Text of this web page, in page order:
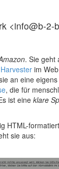
<info@b-2-
. Sie geht
Harvester im
an eine
, die für
ist eine klare
HTML-
sie aus: